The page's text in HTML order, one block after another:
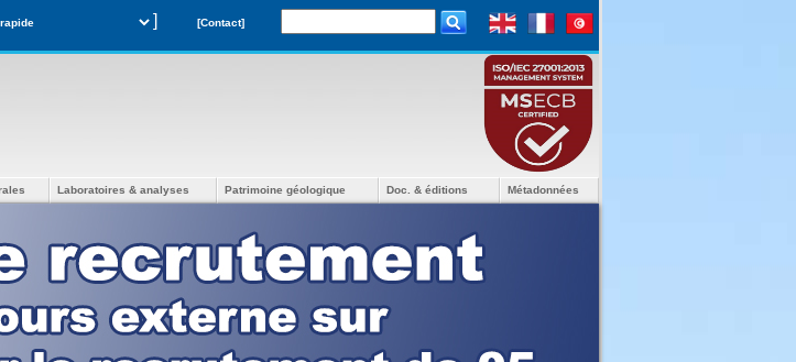
] [Contact]
Laboratoires & analyses Patrimoine géologique Doc. & éditions Métadonnées